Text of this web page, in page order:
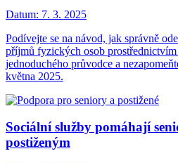
Datum: 7. 3. 2025
Podívejte se na návod, jak správně
příjmů fyzických osob
jednoduchého průvodce a
května 2025.
Sociální služby pomáhají
postiženým